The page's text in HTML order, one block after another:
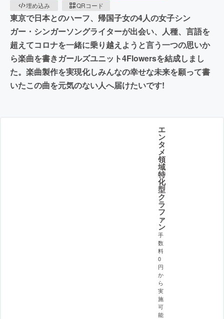
埋め込み
QRコード
東京で日本とのハーフ、帰国子女の4人の女子シン
ガー・シンガーソングライターが出会い、人種、言語を
超えてコロナを一緒に乗り越えようと言う一つの思いか
ら楽曲を書きガールズユニット4Flowersを結成しまし
た。楽曲製作を実現化しみんなの幸せな未来を願って書
いたこの曲を元気のない人へ届けたいです!
エ
ン
タ
メ
領
域
特
化
型
ク
ラ
フ
ァ
ン
手
数
料
0
円
か
ら
実
施
可
能